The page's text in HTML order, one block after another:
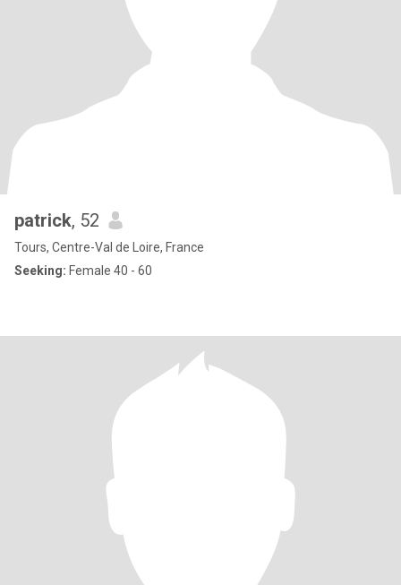
patrick, 52
Tours, Centre-Val de Loire, France
Seeking: Female 40 - 60